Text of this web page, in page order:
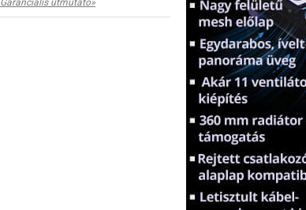
Garanciális útmutató»